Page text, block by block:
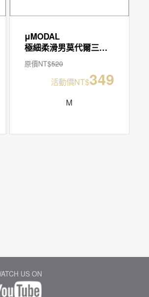
μMODAL
極細柔滑男莫代爾三角褲
原價NT$520
活動價NT$349
M
US ON